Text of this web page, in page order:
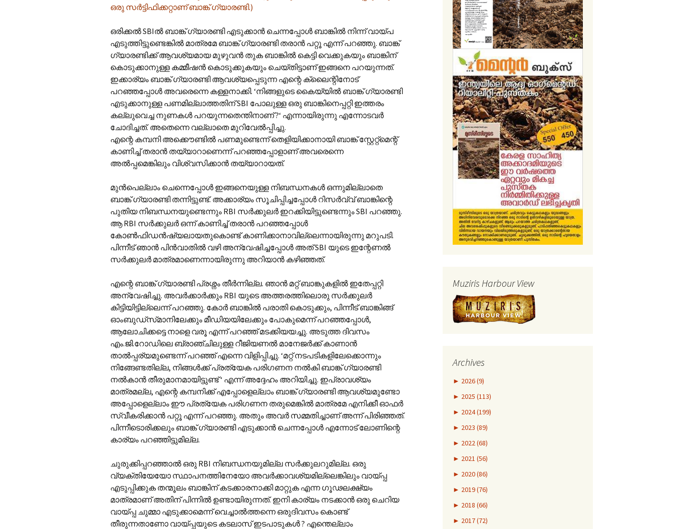
ഒരു സർട്ടിഫിക്കറ്റാണ് ബാങ്ക് ഗ്യാരണ്ടി.)
ഒരിക്കൽ SBIൽ ബാങ്ക് ഗ്യാരണ്ടി എടുക്കാൻ ചെന്നപ്പോൾ ബാങ്കിൽ നിന്ന് വായ്പ
എടുത്തിട്ടുണ്ടെങ്കിൽ മാത്രമേ ബാങ്ക് ഗ്യാരണ്ടി തരാൻ പറ്റൂ എന്ന് പറഞ്ഞു. ബാങ്ക്
ഗ്യാരണ്ടിക്ക് ആവശ്യമായ മുഴുവൻ തുക ബാങ്കിൽ കെട്ടി വെക്കുകയും ബാങ്കിന്
കൊടുക്കാനുള്ള കമ്മീഷൻ കൊടുക്കുകയും ചെയ്തിട്ടാണ് ഇങ്ങനെ പറയുന്നത്.
ഇക്കാര്യം ബാങ്ക് ഗ്യാരണ്ടി ആവശ്യപ്പെടുന്ന എന്റെ ക്ലൈന്റിനോട്
പറഞ്ഞപ്പോൾ അവരെന്നെ കള്ളനാക്കി. ‘നിങ്ങളുടെ കൈയ്യിൽ ബാങ്ക് ഗ്യാരണ്ടി
എടുക്കാനുള്ള പണമില്ലാത്തതിന് SBI പോലുള്ള ഒരു ബാങ്കിനെപ്പറ്റി ഇത്തരം
കല്ലുവെച്ച നുണകൾ പറയുന്നതെന്തിനാണ് ?‘ എന്നായിരുന്നു എന്നോടവർ
ചോദിച്ചത്. അതെന്നെ വല്ലാതെ മുറിവേൽ‌പ്പിച്ചു.
എന്റെ കമ്പനി അക്കൌണ്ടിൽ പണമുണ്ടെന്ന് തെളിയിക്കാനായി ബാങ്ക് സ്റ്റേറ്റ്മെന്റ്
കാണിച്ച് തരാൻ തയ്യാറാണെന്ന് പറഞ്ഞപ്പോളാണ് അവരെന്നെ
അൽ‌പ്പമെങ്കിലും വിശ്വസിക്കാൻ തയ്യാറായത്.
മുൻപെല്ലാം ചെന്നെപ്പോൾ ഇങ്ങനെയുള്ള നിബന്ധനകൾ ഒന്നുമില്ലാതെ
ബാങ്ക് ഗ്യാരണ്ടി തന്നിട്ടുണ്ട്. അക്കാര്യം സൂചിപ്പിച്ചപ്പോൾ റിസർവ്വ് ബാങ്കിന്റെ
പുതിയ നിബന്ധനയുണ്ടെന്നും RBI സർക്കുലർ ഇറക്കിയിട്ടുണ്ടെന്നും SBI പറഞ്ഞു.
ആ RBI സർക്കുലർ ഒന്ന് കാണിച്ച് തരാൻ പറഞ്ഞപ്പോൾ
കോൺഫിഡൻഷ്യലായതുകൊണ്ട് കാണിക്കാനാവില്ലെന്നായിരുന്നു മറുപടി.
പിന്നീട് ഞാൻ പിൻ‌വാതിൽ വഴി അന്വേഷിച്ചപ്പോൾ അത് SBI യുടെ ഇന്റേണൽ
സർക്കുലർ മാത്രമാണെന്നായിരുന്നു അറിയാൻ കഴിഞ്ഞത്.
എന്റെ ബാങ്ക് ഗ്യാരണ്ടി പ്രശ്നം തീർന്നില്ല. ഞാൻ മറ്റ് ബാങ്കുകളിൽ ഇതേപ്പറ്റി
അന്വേഷിച്ചു. അവർക്കാർക്കും RBI യുടെ അത്തരത്തിലൊരു സർക്കുലർ
കിട്ടിയിട്ടില്ലെന്ന് പറഞ്ഞു. കോർ ബാങ്കിൽ പരാതി കൊടുക്കും, പിന്നീട് ബാങ്കിങ്ങ്
ഓംബുഡ്സ്‌മാനിലേക്കും മീഡിയയിലേക്കും പോകുമെന്ന് പറഞ്ഞപ്പോൾ,
ആലോചിക്കട്ടെ നാളെ വരൂ എന്ന് പറഞ്ഞ് മടക്കിയയച്ചു. അടുത്ത ദിവസം
എം.ജി.റോഡിലെ ബ്രാഞ്ചിലുള്ള റീജിയണൽ മാനേജർക്ക് കാണാൻ
താൽ‌പ്പര്യമുണ്ടെന്ന് പറഞ്ഞ് എന്നെ വിളിപ്പിച്ചു. ‘മറ്റ് നടപടികളിലേക്കൊന്നും
നിങ്ങേണ്ടതില്ല, നിങ്ങൾക്ക് പ്രത്യേക പരിഗണന നൽകി ബാങ്ക് ഗ്യാരണ്ടി
നൽകാൻ തീരുമാനമായിട്ടുണ്ട് ‘ എന്ന് അദ്ദേഹം അറിയിച്ചു. ഇപ്രാവശ്യം
മാത്രമല്ല, എന്റെ കമ്പനിക്ക് എപ്പോളെല്ലാം ബാങ്ക് ഗ്യാരണ്ടി ആവശ്യമുണ്ടോ
അപ്പോളെല്ലാം ഈ പ്രത്യേക പരിഗണന തരുമെങ്കിൽ മാത്രമേ എനിക്കീ ഓഫർ
സ്വീകരിക്കാൻ പറ്റൂ എന്ന് പറഞ്ഞു. അതും അവർ സമ്മതിച്ചാണ് അന്ന് പിരിഞ്ഞത്.
പിന്നീടൊരിക്കലും ബാങ്ക് ഗ്യാരണ്ടി എടുക്കാൻ ചെന്നപ്പോൾ എന്നോട് ലോണിന്റെ
കാര്യം പറഞ്ഞിട്ടുമില്ല.
ചുരുക്കിപ്പറഞ്ഞാൽ ഒരു RBI നിബന്ധനയുമില്ല സർക്കുലറുമില്ല. ഒരു
വ്യക്തിയേയോ സ്ഥാപനത്തിനേയോ അവർക്കാവശ്യമില്ലെങ്കിലും വായ്പ്പ
എടുപ്പിക്കുക തന്മൂലം ബാങ്കിന് കടക്കാരനാക്കി മാറ്റുക എന്ന ഗൂഢലക്ഷ്യം
മാത്രമാണ് അതിന് പിന്നിൽ ഉണ്ടായിരുന്നത്. ഇനി കാര്യം നടക്കാൻ ഒരു ചെറിയ
വായ്പ്പ ചുമ്മാ എടുക്കാമെന്ന് വെച്ചാൽത്തന്നെ ഒരുദിവസം കൊണ്ട്
തീരുന്നതാണോ വായ്പ്പയുടെ കടലാസ് ഇടപാടുകൾ ? എന്തെല്ലാം
Muziris Harbour View
Archives
► 2026 (9)
► 2025 (113)
► 2024 (199)
► 2023 (89)
► 2022 (68)
► 2021 (56)
► 2020 (86)
► 2019 (76)
► 2018 (66)
► 2017 (72)